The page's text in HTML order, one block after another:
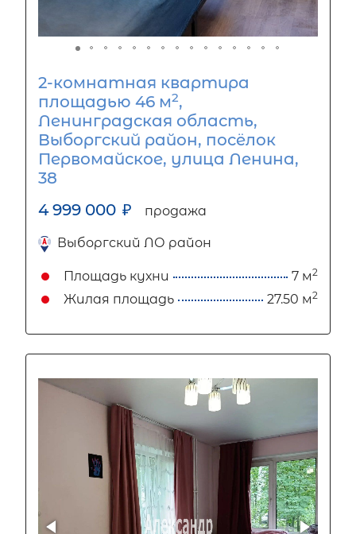
2-комнатная квартира
площадью 46 м2,
Ленинградская область,
Выборгский район, посёлок
Первомайское, улица Ленина,
38
4 999 000 ₽ продажа
Выборгский ЛО район
Площадь кухни 7 м2
Жилая площадь 27.50 м2